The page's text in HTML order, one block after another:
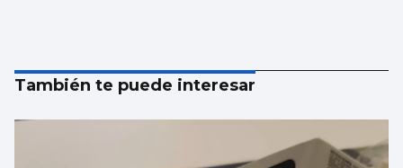
También te puede interesar